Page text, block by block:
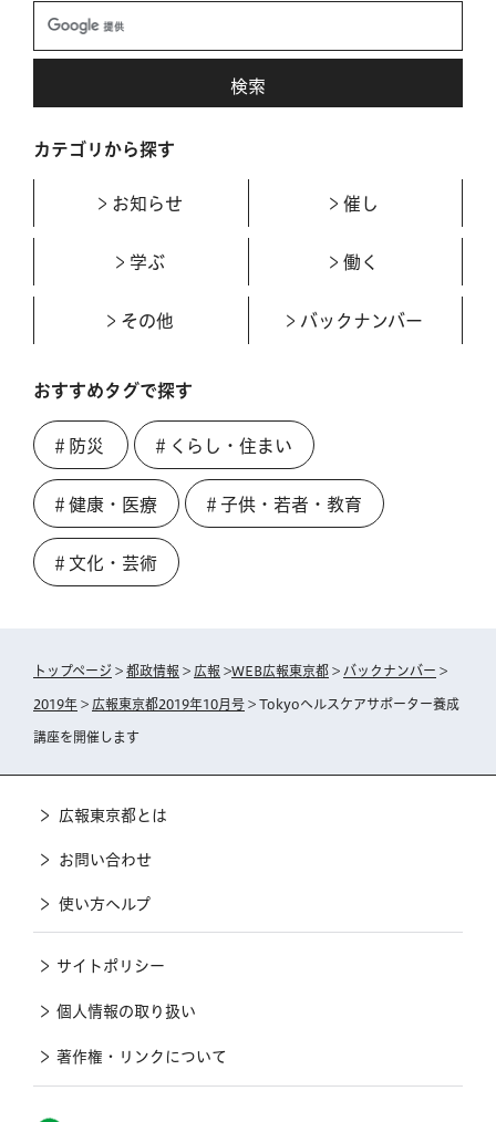
カテゴリから探す
お知らせ 催し
学ぶ 働く
その他 バックナンバー
おすすめタグで探す
＃防災 ＃くらし・住まい
＃健康・医療 ＃子供・若者・教育
＃文化・芸術
トップページ > 都政情報 > 広報 >WEB広報東京都 > バックナンバー >
2019年 > 広報東京都2019年10月号 > Tokyoヘルスケアサポーター養成
講座を開催します
広報東京都とは
お問い合わせ
使い方ヘルプ
サイトポリシー
個人情報の取り扱い
著作権・リンクについて